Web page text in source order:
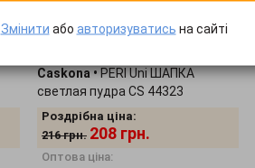
Caskona•PERI Uni ШАПКА
светлая пудра CS 44323
Роздрібна ціна:
216 грн. 208 грн.
Оптова ціна:
Змінити або авторизуватись на сайті